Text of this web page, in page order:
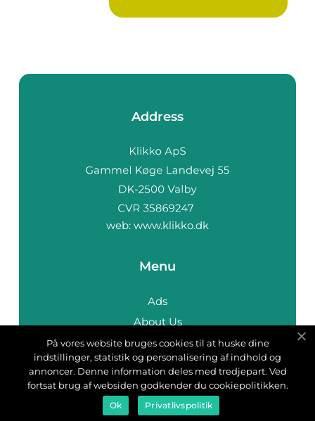
Address
web: www.klikko.dk
Menu
Ads
About Us
Cookies
Contact
Sitemap
På vores website bruges cookies til at huske dine
indstillinger, statistik og personalisering af indhold og
annoncer. Denne information deles med tredjepart. Ved
fortsat brug af websiden godkender du cookiepolitikken.
Ok Privatlivspolitik